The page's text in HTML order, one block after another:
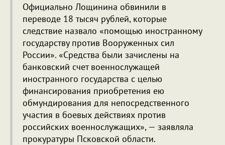
Официально Лощинина обвинили в
переводе 18 тысяч рублей, которые
следствие назвало «помощью иностранному
государству против Вооруженных сил
России». «Средства были зачислены на
банковский счет военнослужащей
иностранного государства с целью
финансирования приобретения ею
обмундирования для непосредственного
участия в боевых действиях против
российских военнослужащих», — заявляла
прокуратуры Псковской области.